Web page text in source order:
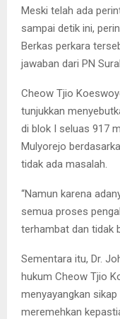
Meski telah ada
sampai detik ini,
Berkas perkara
jawaban dari PN
Cheow Tjio
tunjukkan
di blok I seluas 917
Mulyorejo
tidak ada masalah.
“Namun karena
semua proses
terhambat dan tidak
Sementara itu, Dr.
hukum Cheow Tjio
menyayangkan
meremehkan